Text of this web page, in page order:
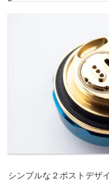
シンプルな２ポストデザ